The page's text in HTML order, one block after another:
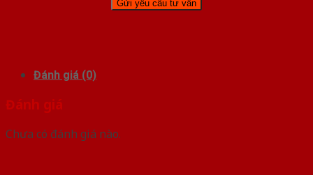
Đánh giá (0)
Đánh giá
Chưa có đánh giá nào.